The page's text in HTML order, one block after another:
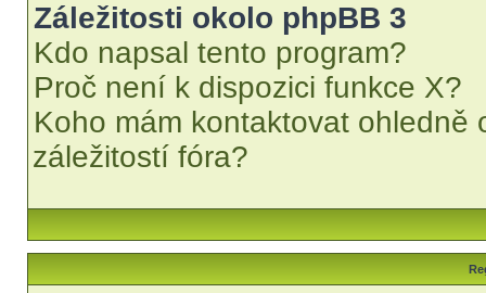
Záležitosti okolo phpBB 3
Kdo napsal tento program?
Proč není k dispozici funkce X?
Koho mám kontaktovat
záležitostí fóra?